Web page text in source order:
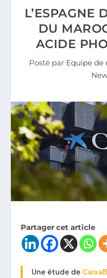
L’ESPAGNE
DU
ACIDE
Posté par Equipe de
Partager cet article
Une étude de